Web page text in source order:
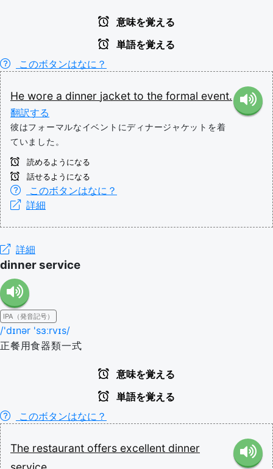
意味を覚える
単語を覚える
このボタンはなに？
He wore a dinner jacket to the formal event.
翻訳する
彼はフォーマルなイベントにディナージャケットを着
ていました。
読めるようになる
話せるようになる
このボタンはなに？
詳細
詳細
dinner service
IPA（発音記号）
/'dɪnər 'sɜːrvɪs/
正餐用食器類一式
意味を覚える
単語を覚える
このボタンはなに？
The restaurant offers excellent dinner